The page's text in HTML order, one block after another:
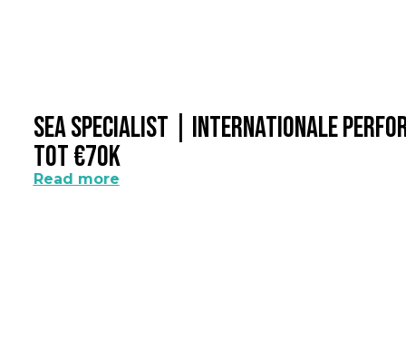
SEA Specialist | Internationale
Tot €70k
Read more